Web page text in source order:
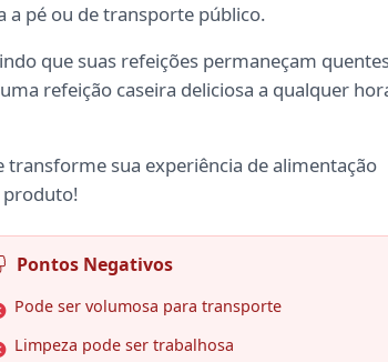
a pé ou de transporte público.
que suas refeições permaneçam
refeição caseira deliciosa a qualquer
transforme sua experiência de alimentação
produto!
Pontos Negativos
Pode ser volumosa para transporte
Limpeza pode ser trabalhosa